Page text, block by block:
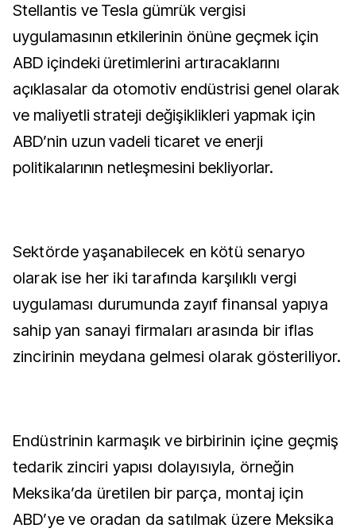
Stellantis ve Tesla gümrük vergisi
uygulamasının etkilerinin önüne geçmek için
ABD içindeki üretimlerini artıracaklarını
açıklasalar da otomotiv endüstrisi genel olarak
ve maliyetli strateji değişiklikleri yapmak için
ABD’nin uzun vadeli ticaret ve enerji
politikalarının netleşmesini bekliyorlar.
Sektörde yaşanabilecek en kötü senaryo
olarak ise her iki tarafında karşılıklı vergi
uygulaması durumunda zayıf finansal yapıya
sahip yan sanayi firmaları arasında bir iflas
zincirinin meydana gelmesi olarak gösteriliyor.
Endüstrinin karmaşık ve birbirinin içine geçmiş
tedarik zinciri yapısı dolayısıyla, örneğin
Meksika’da üretilen bir parça, montaj için
ABD’ye ve oradan da satılmak üzere Meksika